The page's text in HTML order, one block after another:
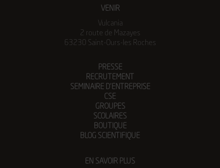
VENIR
Vulcania
2 route de Mazayes
63230 Saint-Ours-les Roches
PRESSE
RECRUTEMENT
SEMINAIRE D’ENTREPRISE
CSE
GROUPES
SCOLAIRES
BOUTIQUE
BLOG SCIENTIFIQUE
EN SAVOIR PLUS